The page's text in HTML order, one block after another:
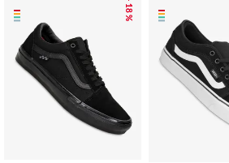
– 18 %